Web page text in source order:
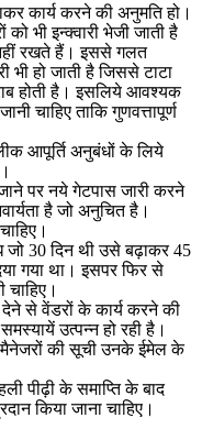
कार्य करने की अनुमति हो।
भी इन्क्वारी भेजी जाती है
रखते हैं। इससे गलत
हो जाती है जिससे टाटा
होती है। इसलिये आवश्यक
चाहिए ताकि गुणवत्तापूर्ण
आपूर्ति अनुबंधों के लिये
पर नये गेटपास जारी करने
है जो अनुचित है।
जो 30 दिन थी उसे बढ़ाकर 45
गया था। इसपर फिर से
से वेंडरों के कार्य करने की
उत्पन्न हो रही है।
की सूची उनके ईमेल के
पीढ़ी के समाप्ति के बाद
किया जाना चाहिए।